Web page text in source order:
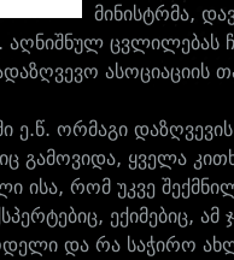
მინისტრმა,
აღნიშნულ ცვლილებას
ასოციაციის
ორმაგი დაზღვევის
ყველა
ისა, რომ უკვე
ექიმებიც,
და რა საჭირო